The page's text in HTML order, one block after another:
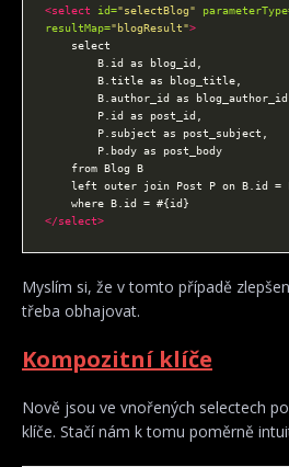
<select
id="selectBlog"
resultMap="blogResult">
</select>
Myslím si, že v tomto případě
třeba obhajovat.
Kompozitní klíče
Nově jsou ve vnořených selectech
klíče. Stačí nám k tomu poměrně